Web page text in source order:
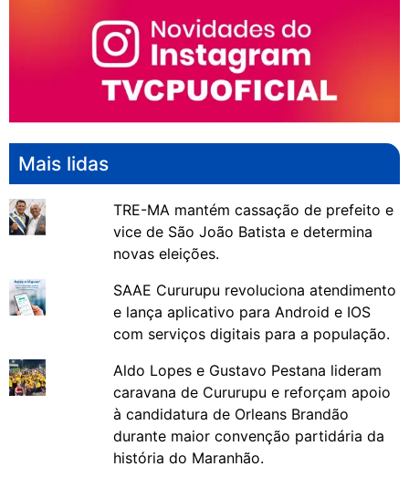
Mais lidas
TRE-MA mantém cassação de prefeito e
vice de São João Batista e determina
novas eleições.
SAAE Cururupu revoluciona atendimento
e lança aplicativo para Android e IOS
com serviços digitais para a população.
Aldo Lopes e Gustavo Pestana lideram
caravana de Cururupu e reforçam apoio
à candidatura de Orleans Brandão
durante maior convenção partidária da
história do Maranhão.